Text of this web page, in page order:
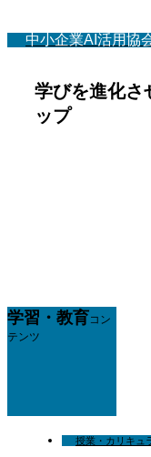
中小企業AI活用協
学びを進化さ
ップ
学習・教育コン
テンツ
授業・カリキュ